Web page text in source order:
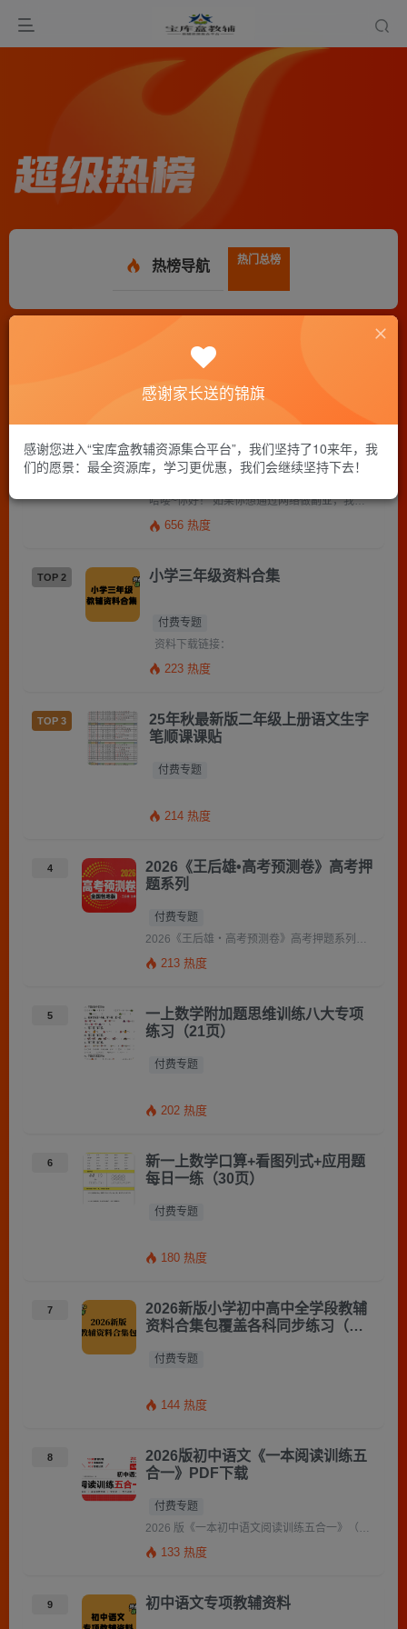
热榜导航 热门总榜
邀请你成为超级推荐官，轻松实现
月入过万
哈喽~你好！ 如果你想通过网络做副业，我强烈推荐你做跟我一起做教辅项目。 因为双减之后，越来越多的家长选择通过 […]
656 热度
TOP 2 小学三年级资料合集
付费专题
资料下载链接：
223 热度
TOP 3
25年秋最新版二年级上册语文生字
笔顺课课贴
付费专题
214 热度
4
2026《王后雄•高考预测卷》高考押
题系列
付费专题
213 热度
5
一上数学附加题思维训练八大专项
练习（21页）
付费专题
202 热度
6
新一上数学口算+看图列式+应用题
每日一练（30页）
付费专题
180 热度
7
2026新版小学初中高中全学段教辅
资料合集包覆盖各科同步练习（持
付费专题
144 热度
8
2026版初中语文《一本阅读训练五
合一》PDF下载
付费专题
133 热度
9 初中语文专项教辅资料
感谢家长送的锦旗
感谢您进入“宝库盒教辅资源集合平台”，我们坚持了10来年，我
们的愿景：最全资源库，学习更优惠，我们会继续坚持下去！